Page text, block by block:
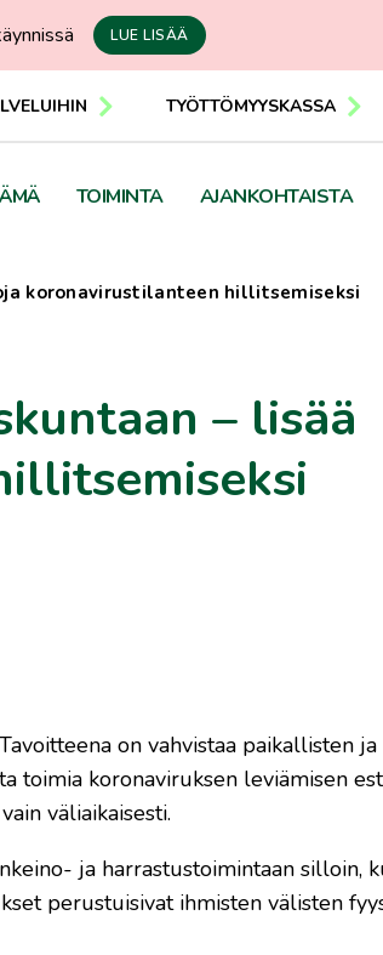
LUE LISÄÄ
TYÖTTÖMYYSKASSA
TOIMINTA AJANKOHTAISTA
koronavirustilanteen hillitsemiseksi
– lisää
on vahvistaa paikallisten ja
toimia koronaviruksen leviämisen
väliaikaisesti.
ja harrastustoimintaan silloin,
perustuisivat ihmisten välisten